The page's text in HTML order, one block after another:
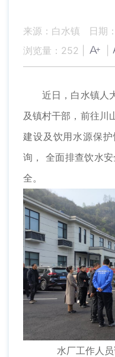
来源：白水镇
日期
浏览量： 252
近日，白水镇人大
及镇村干部，前往川
建设及饮用水源保
询， 全面排查饮水
全。
水厂工作人